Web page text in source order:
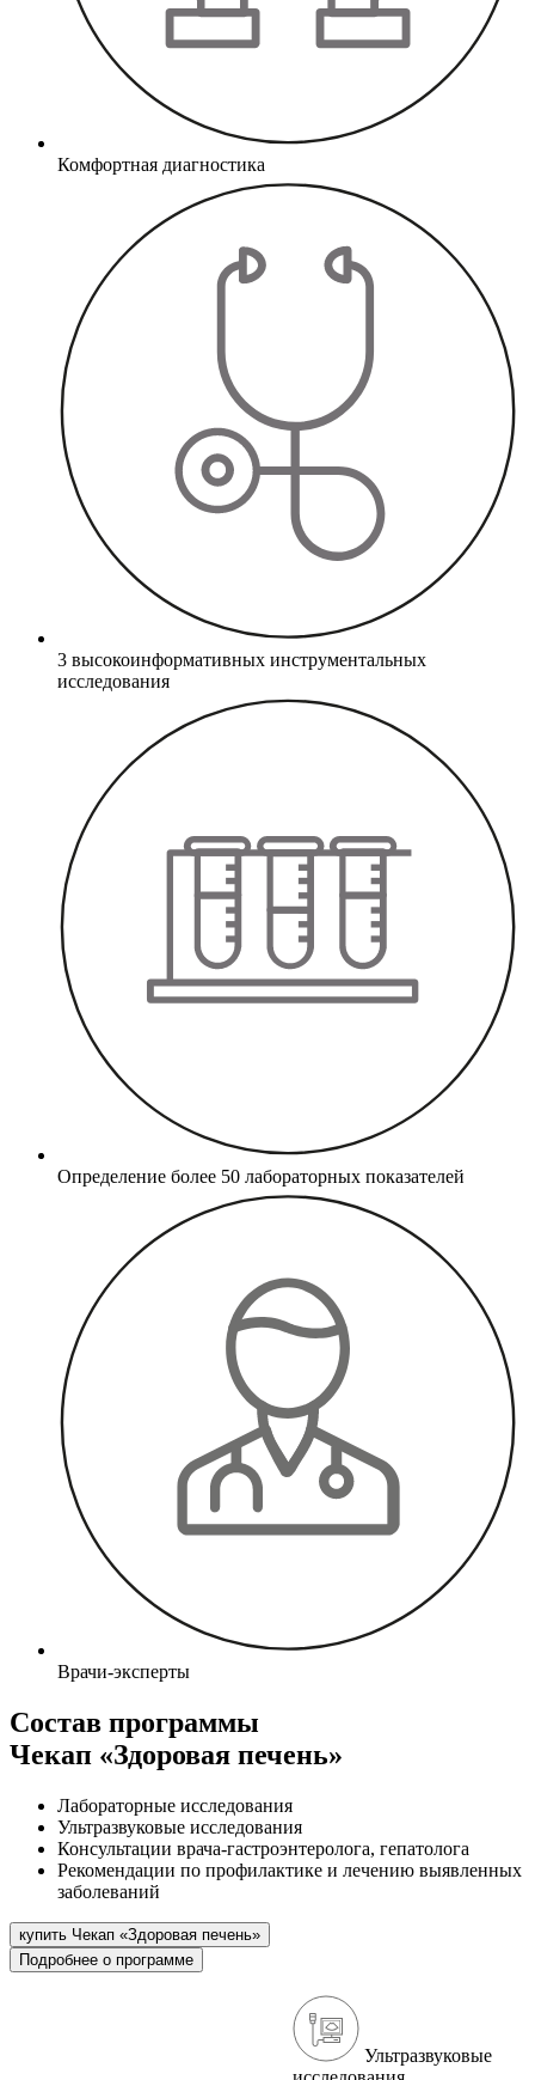
Комфортная диагностика
3 высокоинформативных инструментальных
исследования
Определение более 50 лабораторных показателей
Врачи-эксперты
Состав программы
Чекап «Здоровая печень»
Лабораторные исследования
Ультразвуковые исследования
Консультации врача-гастроэнтеролога, гепатолога
Рекомендации по профилактике и лечению выявленных
заболеваний
купить Чекап «Здоровая печень»
Подробнее о программе
Ультразвуковые